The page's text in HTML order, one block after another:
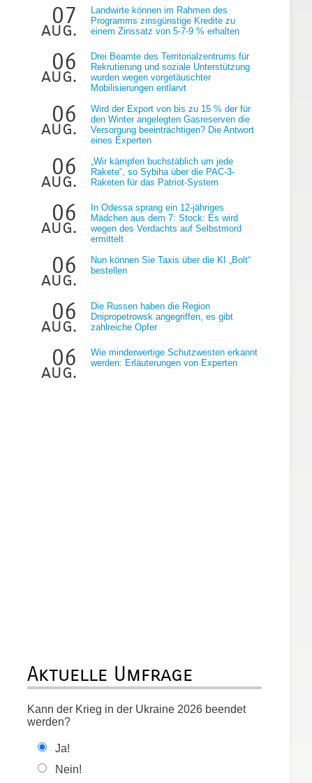
07
aug.
Landwirte können im Rahmen des
Programms zinsgünstige Kredite zu
einem Zinssatz von 5-7-9 % erhalten
06
aug.
Drei Beamte des Territorialzentrums für
Rekrutierung und soziale Unterstützung
wurden wegen vorgetäuschter
Mobilisierungen entlarvt
06
aug.
Wird der Export von bis zu 15 % der für
den Winter angelegten Gasreserven die
Versorgung beeinträchtigen? Die Antwort
eines Experten
06
aug.
„Wir kämpfen buchstäblich um jede
Rakete“, so Sybiha über die PAC-3-
Raketen für das Patriot-System
06
aug.
In Odessa sprang ein 12-jähriges
Mädchen aus dem 7: Stock: Es wird
wegen des Verdachts auf Selbstmord
ermittelt
06
aug.
Nun können Sie Taxis über die KI „Bolt“
bestellen
06
aug.
Die Russen haben die Region
Dnipropetrowsk angegriffen, es gibt
zahlreiche Opfer
06
aug.
Wie minderwertige Schutzwesten erkannt
werden: Erläuterungen von Experten
Aktuelle Umfrage
Kann der Krieg in der Ukraine 2026 beendet
werden?
Ja!
Nein!